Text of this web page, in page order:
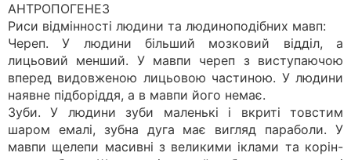
АНТРОПОГЕНЕЗ
Риси відмінності людини та людиноподібних мавп:
Череп. У людини більший мозковий відділ, а
лицьовий менший. У мавпи череп з виступаючою
вперед видовженою лицьовою частиною. У людини
наявне підборіддя, а в мавпи його немає.
Зуби. У людини зуби маленькі і вкриті товстим
шаром емалі, зубна дуга має вигляд параболи. У
мавпи щелепи масивні з великими іклами та корін-